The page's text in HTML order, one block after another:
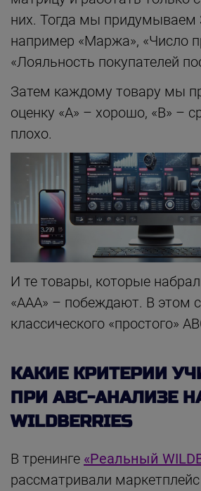
них. Тогда мы придумываем
например «Маржа», «Число
«Лояльность покупателей
Затем каждому товару мы
оценку «А» – хорошо, «В» –
плохо.
И те товары, которые
«ААА» – побеждают. В этом
классического «простого»
КАКИЕ КРИТЕРИИ
ПРИ АВС-АНАЛИЗЕ
WILDBERRIES
В тренинге «Реальный
рассматривали